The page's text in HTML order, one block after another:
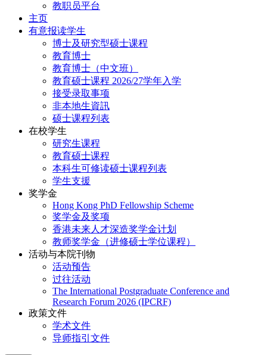
教职员平台
主页
有意报读学生
博士及研究型硕士课程
教育博士
教育博士（中文班）
教育硕士课程 2026/27学年入学
接受录取事项
非本地生資訊
硕士课程列表
在校学生
研究生课程
教育硕士课程
本科生可修读硕士课程列表
学生支援
奖学金
Hong Kong PhD Fellowship Scheme
奖学金及奖项
香港未来人才深造奖学金计划
教师奖学金（进修硕士学位课程）
活动与本院刊物
活动预告
过往活动
The International Postgraduate Conference and
Research Forum 2026 (IPCRF)
政策文件
学术文件
导师指引文件